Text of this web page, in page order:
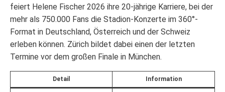
feiert Helene Fischer 2026 ihre 20-jährige Karriere, bei der
mehr als 750.000 Fans die Stadion-Konzerte im 360°-
Format in Deutschland, Österreich und der Schweiz
erleben können. Zürich bildet dabei einen der letzten
Termine vor dem großen Finale in München.
Detail Information